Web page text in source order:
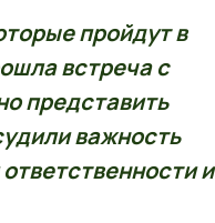
пройдут в
встреча с
представить
важность
и